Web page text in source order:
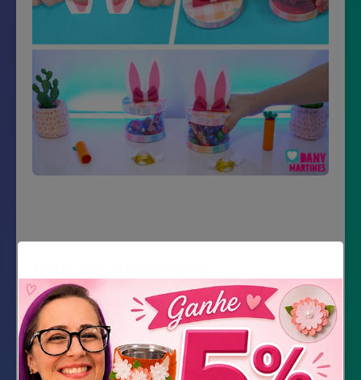
Impressão do Molde
Santaflex dupla face
feltro branco, rosa claro, pink